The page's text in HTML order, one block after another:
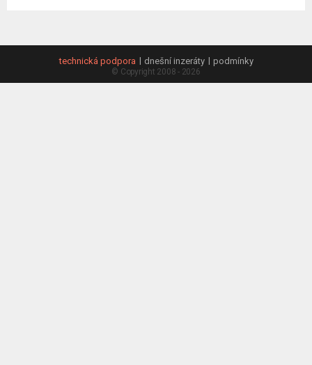
technická podpora dnešní inzeráty podmínky
© Copyright 2008 - 2026